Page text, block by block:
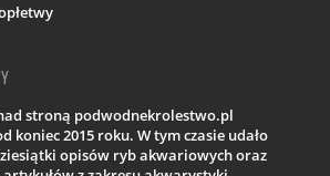
stroną podwodnekrolestwo.pl
koniec 2015 roku. W tym czasie udało
opisów ryb akwariowych oraz